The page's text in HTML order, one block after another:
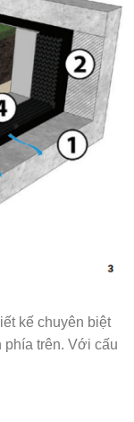
kế chuyên biệt
trên. Với cấu